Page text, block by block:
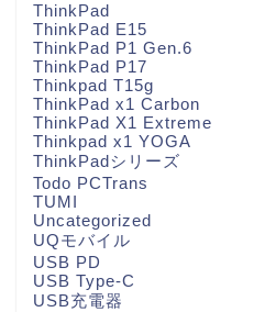
ThinkPad
ThinkPad E15
ThinkPad P1 Gen.6
ThinkPad P17
Thinkpad T15g
ThinkPad x1 Carbon
ThinkPad X1 Extreme
Thinkpad x1 YOGA
ThinkPadシリーズ
Todo PCTrans
TUMI
Uncategorized
UQモバイル
USB PD
USB Type-C
USB充電器